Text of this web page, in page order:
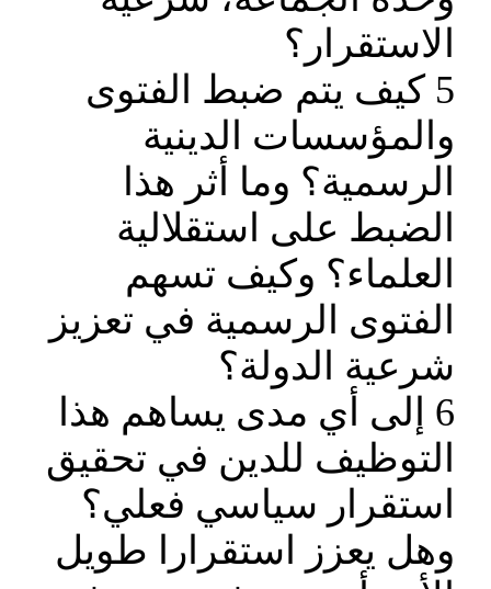
الاستقرار؟
5 كيف يتم ضبط الفتوى
والمؤسسات الدينية
الرسمية؟ وما أثر هذا
الضبط على استقلالية
العلماء؟ وكيف تسهم
الفتوى الرسمية في تعزيز
شرعية الدولة؟
6 إلى أي مدى يساهم هذا
التوظيف للدين في تحقيق
استقرار سياسي فعلي؟
وهل يعزز استقرارا طويل